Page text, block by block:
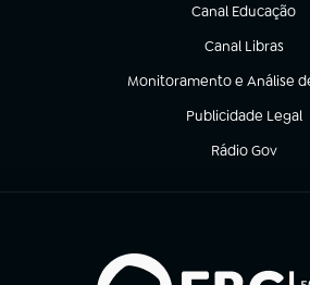
Canal Educação
(abre em nova aba)
Canal Libras
(abre em nova
Monitoramento e Análise
(abre em nova aba)
Publicidade Legal
(abre em nova aba)
Rádio Gov
(abre em nova